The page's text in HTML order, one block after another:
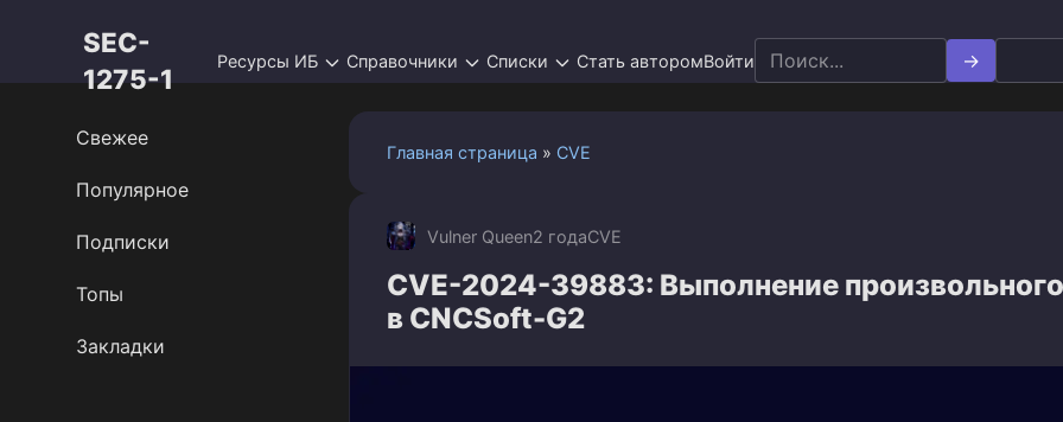
SEC-
1275-1
Ресурсы ИБ Справочники Списки Стать авторомВойти Search
for:
Главная страница » CVE
Vulner Queen2 годаCVE
CVE-2024-39883: Выполнение
в CNCSoft-G2
Свежее
Популярное
Подписки
Топы
Закладки